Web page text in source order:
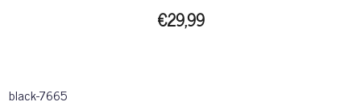
€29,99
black-7665